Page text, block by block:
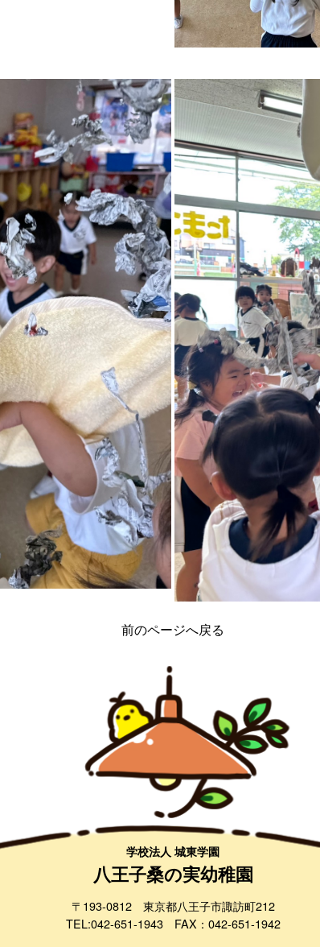
前のページへ戻る
学校法人 城東学園
八王子桑の実幼稚園
〒193-0812 東京都八王子市諏訪町212
TEL:042-651-1943 FAX：042-651-1942